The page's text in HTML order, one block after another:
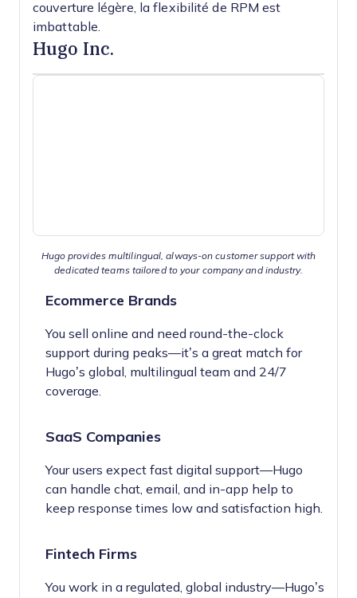
couverture légère, la flexibilité de RPM est
imbattable.
Hugo Inc.
Hugo provides multilingual, always-on customer support with
dedicated teams tailored to your company and industry.
Ecommerce Brands
You sell online and need round-the-clock
support during peaks—it’s a great match for
Hugo’s global, multilingual team and 24/7
coverage.
SaaS Companies
Your users expect fast digital support—Hugo
can handle chat, email, and in-app help to
keep response times low and satisfaction high.
Fintech Firms
You work in a regulated, global industry—Hugo’s